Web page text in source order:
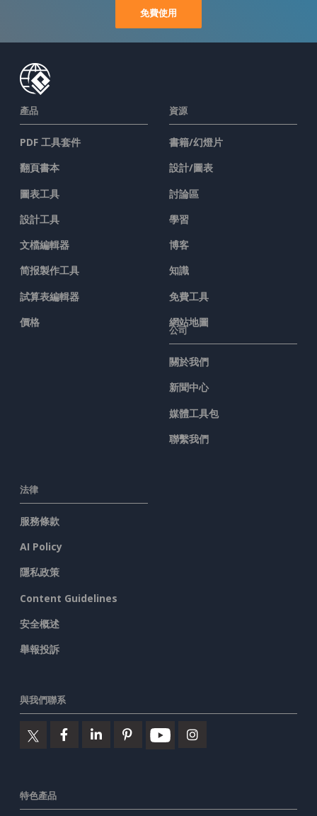
免費使用
產品
PDF 工具套件
翻頁書本
圖表工具
設計工具
文檔編輯器
简报製作工具
試算表編輯器
價格
資源
書籍/幻燈片
設計/圖表
討論區
學習
博客
知識
免費工具
網站地圖
公司
關於我們
新聞中心
媒體工具包
聯繫我們
法律
服務條款
AI Policy
隱私政策
Content Guidelines
安全概述
舉報投訴
與我們聯系
特色產品